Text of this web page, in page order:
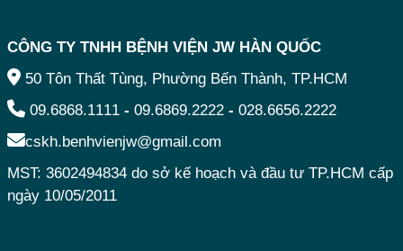
CÔNG TY TNHH BỆNH VIỆN JW HÀN QUỐC
50 Tôn Thất Tùng, Phường Bến Thành, TP.HCM
09.6868.1111 - 09.6869.2222 - 028.6656.2222
cskh.benhvienjw@gmail.com
MST: 3602494834 do sở kế hoạch và đầu tư TP.HCM cấp
ngày 10/05/2011